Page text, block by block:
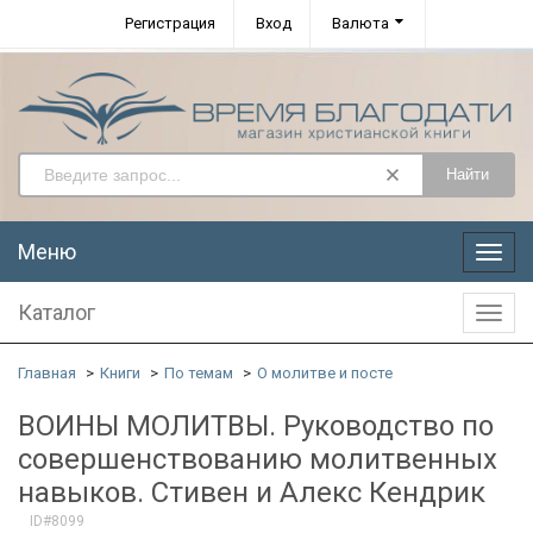
Регистрация Вход Валюта
Найти
Меню
Меню
Каталог
Главная Книги По темам О молитве и посте
ВОИНЫ МОЛИТВЫ. Руководство по
совершенствованию молитвенных
навыков. Стивен и Алекс Кендрик
ID#8099